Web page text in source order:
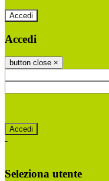
Accedi
Accedi
button close ×
-
Seleziona utente